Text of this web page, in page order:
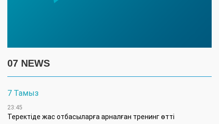
07 NEWS
7 Тамыз
23:45
​Теректіде жас отбасыларға арналған тренинг өтті